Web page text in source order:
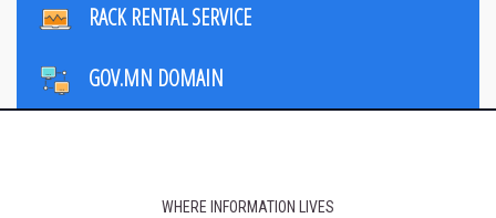
RACK RENTAL SERVICE
GOV.MN DOMAIN
WHERE INFORMATION LIVES